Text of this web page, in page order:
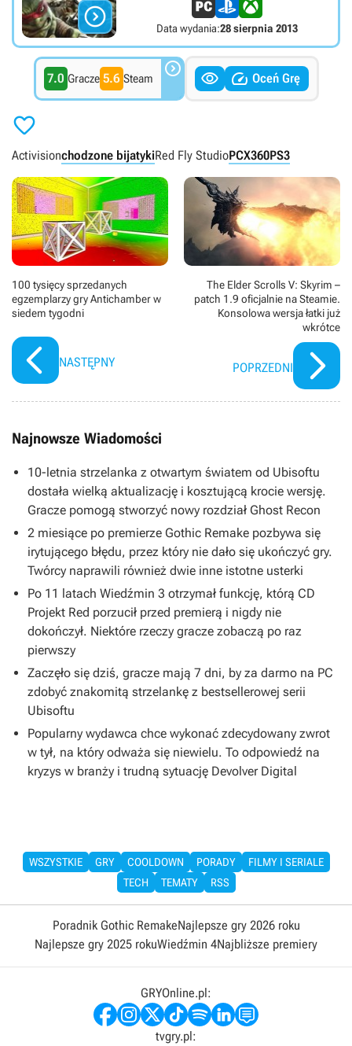
 Data wydania:28 sierpnia 2013
7.0 Gracze 5.6 Steam    Oceń Grę

Activisionchodzone bijatykiRed Fly StudioPCX360PS3
100 tysięcy sprzedanych
egzemplarzy gry Antichamber w
siedem tygodni
NASTĘPNY
The Elder Scrolls V: Skyrim –
patch 1.9 oficjalnie na Steamie.
Konsolowa wersja łatki już
wkrótce
POPRZEDNI
Najnowsze Wiadomości
10-letnia strzelanka z otwartym światem od Ubisoftu
dostała wielką aktualizację i kosztującą krocie wersję.
Gracze pomogą stworzyć nowy rozdział Ghost Recon
2 miesiące po premierze Gothic Remake pozbywa się
irytującego błędu, przez który nie dało się ukończyć gry.
Twórcy naprawili również dwie inne istotne usterki
Po 11 latach Wiedźmin 3 otrzymał funkcję, którą CD
Projekt Red porzucił przed premierą i nigdy nie
dokończył. Niektóre rzeczy gracze zobaczą po raz
pierwszy
Zaczęło się dziś, gracze mają 7 dni, by za darmo na PC
zdobyć znakomitą strzelankę z bestsellerowej serii
Ubisoftu
Popularny wydawca chce wykonać zdecydowany zwrot
w tył, na który odważa się niewielu. To odpowiedź na
kryzys w branży i trudną sytuację Devolver Digital
WSZYSTKIE GRY COOLDOWN PORADY
FILMY I SERIALE
TECH
TEMATY RSS
Poradnik Gothic RemakeNajlepsze gry 2026 roku
Najlepsze gry 2025 rokuWiedźmin 4Najbliższe premiery
GRYOnline.pl:
tvgry.pl: